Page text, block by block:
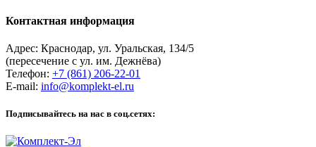
Контактная информация
Адрес: Краснодар, ул. Уральская, 134/5
(пересечение с ул. им. Дежнёва)
Телефон: +7 (861) 206-22-01
E-mail: info@komplekt-el.ru
Подписывайтесь на нас в соц.сетях: